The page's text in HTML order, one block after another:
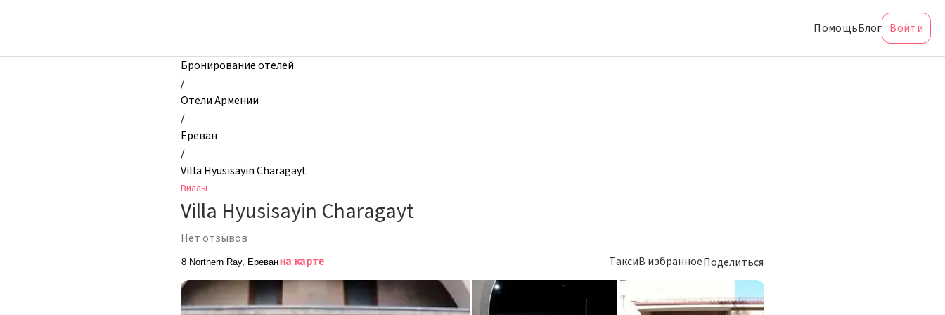
Villa
ПомощьБлог Войти
Бронирование отелей
/
Отели Армении
/
Ереван
/
Villa Hyusisayin Charagayt
Виллы
Villa Hyusisayin Charagayt
Нет отзывов
8 Northern Ray, Ереванна карте ТаксиВ избранноеПоделиться